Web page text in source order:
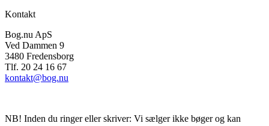
Kontakt
Bog.nu ApS
Ved Dammen 9
3480 Fredensborg
Tlf. 20 24 16 67
kontakt@bog.nu
NB! Inden du ringer eller skriver: Vi sælger ikke bøger og kan